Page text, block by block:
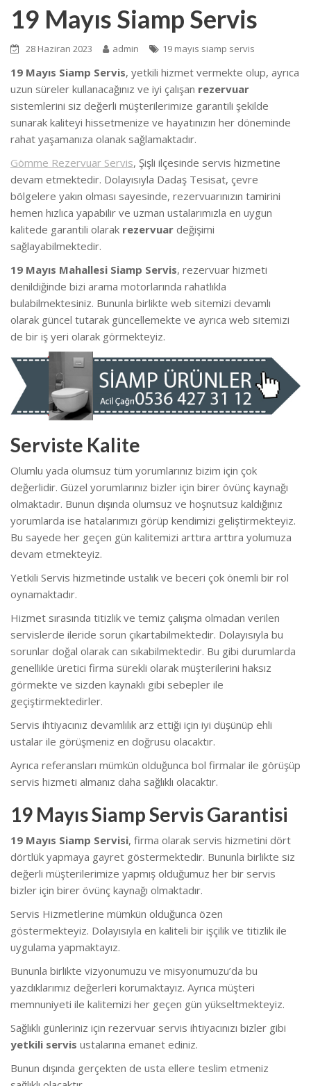
19 Mayıs Siamp Servis
28 Haziran 2023 admin 19 mayıs siamp servis
19 Mayıs Siamp Servis, yetkili hizmet vermekte olup, ayrıca
uzun süreler kullanacağınız ve iyi çalışan rezervuar
sistemlerini siz değerli müşterilerimize garantili şekilde
sunarak kaliteyi hissetmenize ve hayatınızın her döneminde
rahat yaşamanıza olanak sağlamaktadır.
Gömme Rezervuar Servis, Şişli ilçesinde servis hizmetine
devam etmektedir. Dolayısıyla Dadaş Tesisat, çevre
bölgelere yakın olması sayesinde, rezervuarınızın tamirini
hemen hızlıca yapabilir ve uzman ustalarımızla en uygun
kalitede garantili olarak rezervuar değişimi
sağlayabilmektedir.
19 Mayıs Mahallesi Siamp Servis, rezervuar hizmeti
denildiğinde bizi arama motorlarında rahatlıkla
bulabilmektesiniz. Bununla birlikte web sitemizi devamlı
olarak güncel tutarak güncellemekte ve ayrıca web sitemizi
de bir iş yeri olarak görmekteyiz.
Serviste Kalite
Olumlu yada olumsuz tüm yorumlarınız bizim için çok
değerlidir. Güzel yorumlarınız bizler için birer övünç kaynağı
olmaktadır. Bunun dışında olumsuz ve hoşnutsuz kaldığınız
yorumlarda ise hatalarımızı görüp kendimizi geliştirmekteyiz.
Bu sayede her geçen gün kalitemizi arttıra arttıra yolumuza
devam etmekteyiz.
Yetkili Servis hizmetinde ustalık ve beceri çok önemli bir rol
oynamaktadır.
Hizmet sırasında titizlik ve temiz çalışma olmadan verilen
servislerde ileride sorun çıkartabilmektedir. Dolayısıyla bu
sorunlar doğal olarak can sıkabilmektedir. Bu gibi durumlarda
genellikle üretici firma sürekli olarak müşterilerini haksız
görmekte ve sizden kaynaklı gibi sebepler ile
geçiştirmektedirler.
Servis ihtiyacınız devamlılık arz ettiği için iyi düşünüp ehli
ustalar ile görüşmeniz en doğrusu olacaktır.
Ayrıca referansları mümkün olduğunca bol firmalar ile görüşüp
servis hizmeti almanız daha sağlıklı olacaktır.
19 Mayıs Siamp Servis Garantisi
19 Mayıs Siamp Servisi, firma olarak servis hizmetini dört
dörtlük yapmaya gayret göstermektedir. Bununla birlikte siz
değerli müşterilerimize yapmış olduğumuz her bir servis
bizler için birer övünç kaynağı olmaktadır.
Servis Hizmetlerine mümkün olduğunca özen
göstermekteyiz. Dolayısıyla en kaliteli bir işçilik ve titizlik ile
uygulama yapmaktayız.
Bununla birlikte vizyonumuzu ve misyonumuzu’da bu
yazdıklarımız değerleri korumaktayız. Ayrıca müşteri
memnuniyeti ile kalitemizi her geçen gün yükseltmekteyiz.
Sağlıklı günleriniz için rezervuar servis ihtiyacınızı bizler gibi
yetkili servis ustalarına emanet ediniz.
Bunun dışında gerçekten de usta ellere teslim etmeniz